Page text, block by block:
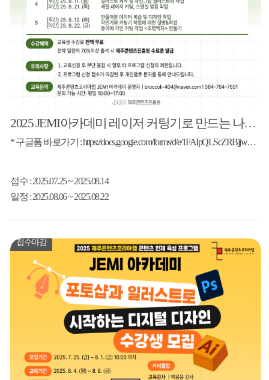
2025 JEMI아카데미 레이저 커팅기로 만드는 나만의 오브제
* 구글폼 바로가기 : https://docs.google.com/forms/d/e/1FAIpQLScZRBjjwMzXSK19pNf9eBrKL-0f_iQtE0gmd6FCuW42zQ1f7A/viewform
접수: 2025.07.25 ~ 2025.08.14
일정 : 2025.08.06 ~ 2025.08.22
접수마감